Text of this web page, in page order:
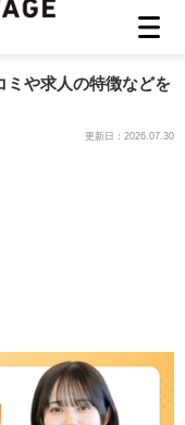
ミや求人の特徴などを
更新日：2026.07.30